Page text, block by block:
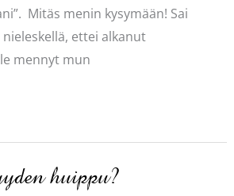
Mitäs menin kysymään! Sai
ettei alkanut
mennyt mun
huippu?